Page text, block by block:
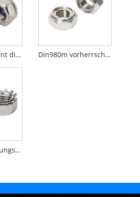
Din982 Sechskant dicke Nüsse mit nicht-metallischem Einsatz Din980m vorherrschendem Drehmomententyp Sechskantmuttern
Keps -Verriegelungsmutter mit externer Zahnwaschmaschine K Nuss